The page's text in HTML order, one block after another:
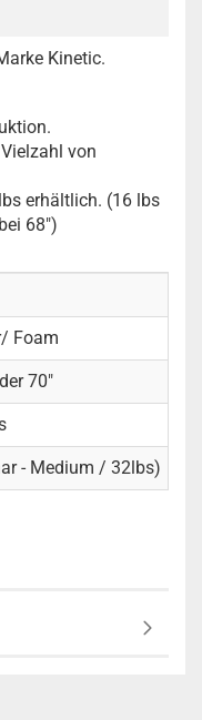
Kinetic.
von
erhältlich. (16 lbs
68")
Foam
70"
- Medium / 32lbs)